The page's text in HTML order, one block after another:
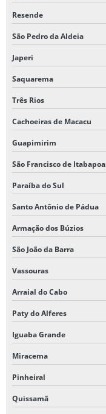
Resende
São Pedro da Aldeia
Japeri
Saquarema
Três Rios
Cachoeiras de Macacu
Guapimirim
São Francisco de
Paraíba do Sul
Santo Antônio de Pádua
Armação dos Búzios
São João da Barra
Vassouras
Arraial do Cabo
Paty do Alferes
Iguaba Grande
Miracema
Pinheiral
Quissamã